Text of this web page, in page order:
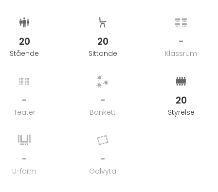
20
Stående
20
Sittande
-
Klassrum
-
Teater
-
Bankett
20
Styrelse
-
U-form
-
Golvyta